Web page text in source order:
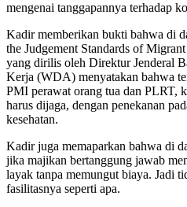
mengenai tanggapannya terhadap
Kadir memberikan bukti bahwa di
the Judgement Standards of
yang dirilis oleh Direktur Jenderal
Kerja (WDA) menyatakan bahwa
PMI perawat orang tua dan PLRT,
harus dijaga, dengan penekanan
kesehatan.
Kadir juga memaparkan bahwa di
jika majikan bertanggung jawab
layak tanpa memungut biaya. Jadi
fasilitasnya seperti apa.